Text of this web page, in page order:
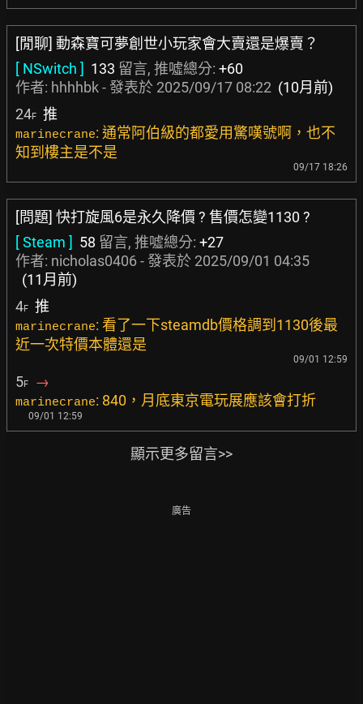
[閒聊] 動森寶可夢創世小玩家會大賣還是爆賣？
[ NSwitch ] 133 留言, 推噓總分: +60
作者: hhhhbk- 發表於 2025/09/17 08:22 (10月前)
24F 推
marinecrane: 通常阿伯級的都愛用驚嘆號啊，也不
知到樓主是不是
09/17 18:26
[問題] 快打旋風6是永久降價 ? 售價怎變1130 ?
[ Steam ] 58 留言, 推噓總分: +27
作者: nicholas0406- 發表於 2025/09/01 04:35
(11月前)
4F 推
marinecrane: 看了一下steamdb價格調到1130後最
近一次特價本體還是
09/01 12:59
5F →
marinecrane: 840，月底東京電玩展應該會打折
09/01 12:59
顯示更多留言>>
廣告